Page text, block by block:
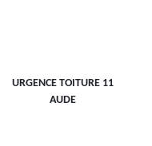
URGENCE TOITURE 11
AUDE